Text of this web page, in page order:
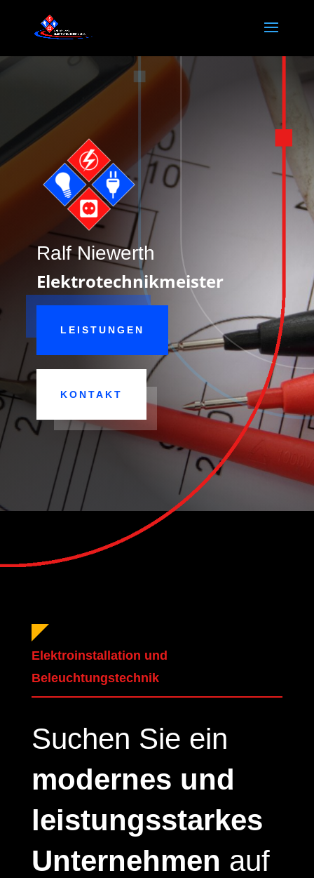
Ralf Niewerth
Elektrotechnikmeister
LEISTUNGEN
KONTAKT
Elektroinstallation und
Beleuchtungstechnik
Suchen Sie ein
modernes und
leistungsstarkes
Unternehmen auf